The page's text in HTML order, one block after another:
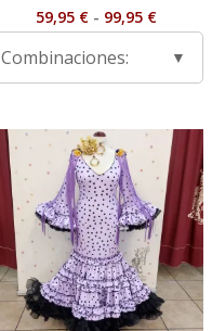
59,95 € - 99,95 €Rango
59,95 €
hasta
99,95 €
Combinaciones: